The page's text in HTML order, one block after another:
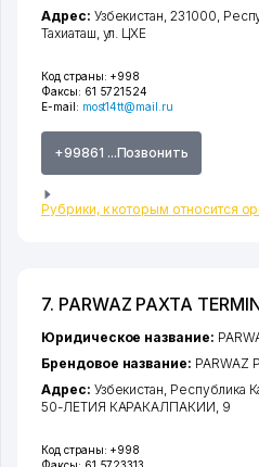
Код страны: +998
Факсы: 61 5721524
E-mail: most14tt@mail.ru
+99861 ...Позвонить
Рубрики, к которым относится
Адрес: Узбекистан, 231000,
Тахиаташ, ул. ЦХЕ
7. PARWAZ PAXTA
Код страны: +998
Юридическое название:
Брендовое название: PARWAZ
Адрес: Узбекистан, Республика
50-ЛЕТИЯ КАРАКАЛПАКИИ, 9